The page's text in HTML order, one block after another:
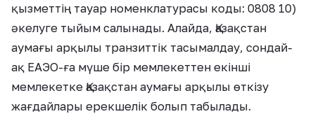
қызметтің тауар номенклатурасы коды: 0808 10)
әкелуге тыйым салынады. Алайда, Қазақстан
аумағы арқылы транзиттік тасымалдау, сондай-
ақ ЕАЭО-ға мүше бір мемлекеттен екінші
мемлекетке Қазақстан аумағы арқылы өткізу
жағдайлары ерекшелік болып табылады.